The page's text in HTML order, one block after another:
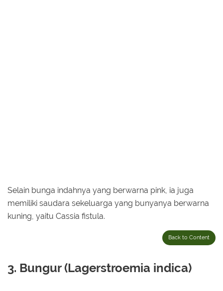
Selain bunga indahnya yang berwarna pink, ia juga
memiliki saudara sekeluarga yang bunyanya berwarna
kuning, yaitu Cassia fistula.
Back to Content
3. Bungur (Lagerstroemia indica)